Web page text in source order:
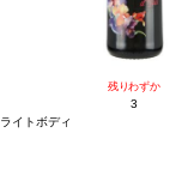
残りわずか
3
ライトボディ